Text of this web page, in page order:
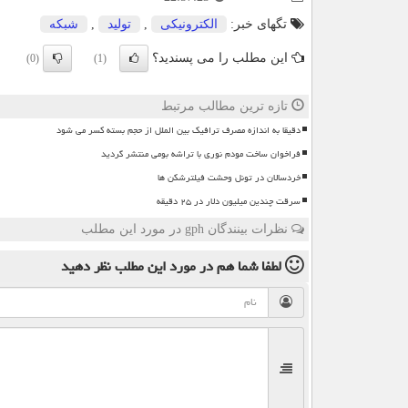
تگهای خبر:
الكترونیكی تولید شبكه
این مطلب را می پسندید؟ (1)
(0)
تازه ترین مطالب مرتبط
دقیقا به اندازه مصرف ترافیک بین الملل از حجم بسته کسر می شود
فراخوان ساخت مودم نوری با تراشه بومی منتشر گردید
خردسالان در تونل وحشت فیلترشکن ها
سرقت چندین میلیون دلار در ۲۵ دقیقه
نظرات بینندگان gph در مورد این مطلب
لطفا شما همدر مورد این مطلبنظر دهید